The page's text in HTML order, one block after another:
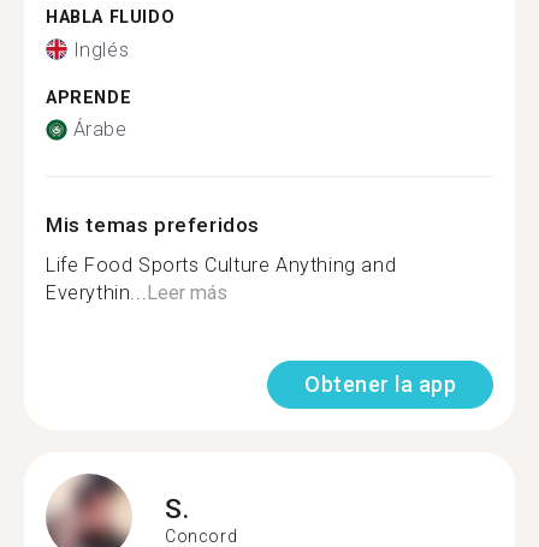
HABLA FLUIDO
Inglés
APRENDE
Árabe
Mis temas preferidos
Life Food Sports Culture Anything and
Everythin...Leer más
Obtener la app
S.
Concord